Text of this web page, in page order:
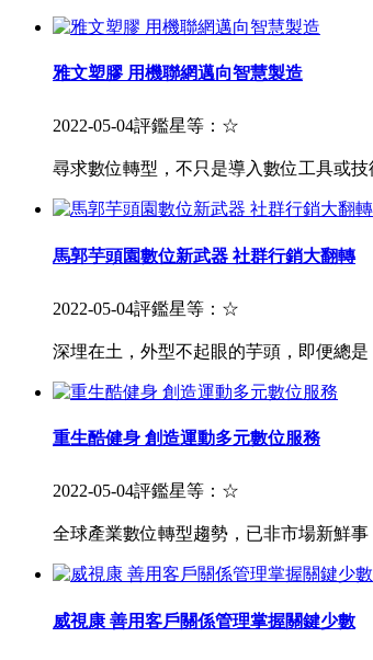
雅文塑膠 用機聯網邁向智慧製造
2022-05-04評鑑星等： ☆
尋求數位轉型，不只是導入數位工具或
馬郭芋頭園數位新武器 社群行銷大翻轉
2022-05-04評鑑星等： ☆
深埋在土，外型不起眼的芋頭，即便總
重生酷健身 創造運動多元數位服務
2022-05-04評鑑星等： ☆
全球產業數位轉型趨勢，已非市場新鮮
威視康 善用客戶關係管理掌握關鍵少數